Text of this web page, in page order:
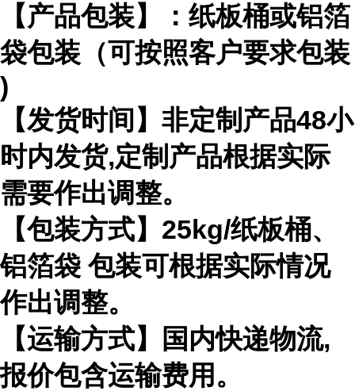
【产品包装】：纸板桶或铝箔
袋包装（可按照客户要求包装
)
【发货时间】非定制产品48小
时内发货,定制产品根据实际
需要作出调整。
【包装方式】 25kg/纸板桶、
铝箔袋 包装可根据实际情况
作出调整。
【运输方式】国内快递物流,
报价包含运输费用。